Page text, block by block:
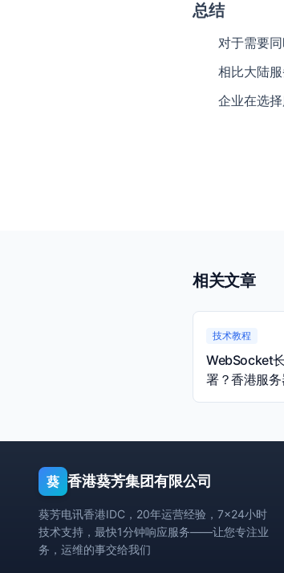
总结
对于需要
相比大陆
企业在选
相关文章
技术教程
WebSocket
署？香港服
量规划指南
葵 香港葵芳集团有限公司
葵芳电讯香港IDC，20年运营经验，7×24小时
技术支持，最快1分钟响应服务——让您专注业
务，运维的事交给我们